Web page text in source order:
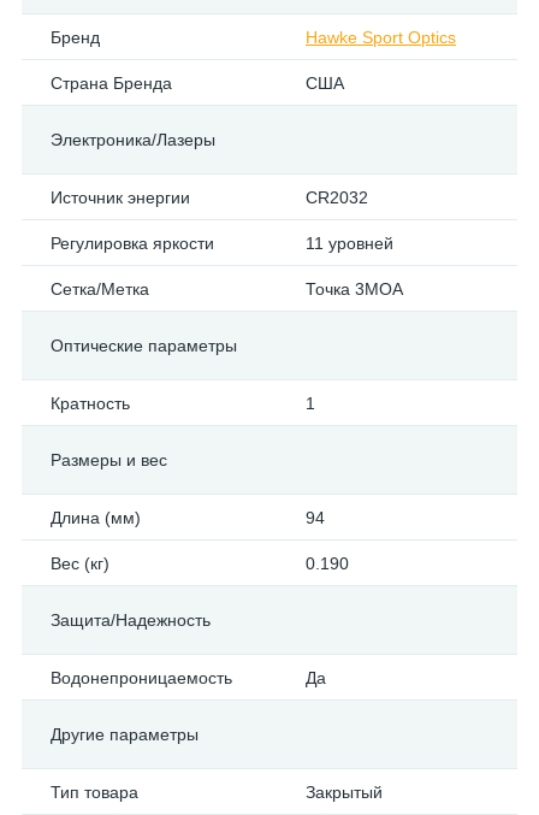
Бренд Hawke Sport Optics
Страна Бренда США
Электроника/Лазеры
Источник энергии CR2032
Регулировка яркости 11 уровней
Сетка/Метка Точка 3МОА
Оптические параметры
Кратность 1
Размеры и вес
Длина (мм) 94
Вес (кг) 0.190
Защита/Надежность
Водонепроницаемость Да
Другие параметры
Тип товара Закрытый